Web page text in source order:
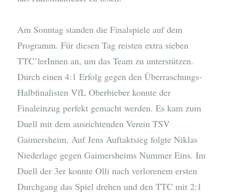
Am Sonntag standen die Finalspiele auf dem
Programm. Für diesen Tag reisten extra sieben
TTC’lerInnen an, um das Team zu unterstützen.
Durch einen 4:1 Erfolg gegen den Überraschungs-
Halbfinalisten VfL Oberbieber konnte der
Finaleinzug perfekt gemacht werden. Es kam zum
Duell mit dem ausrichtenden Verein TSV
Gaimersheim. Auf Jens Auftaktsieg folgte Niklas
Niederlage gegen Gaimersheims Nummer Eins. Im
Duell der 3er konnte Olli nach verlorenem ersten
Durchgang das Spiel drehen und den TTC mit 2:1